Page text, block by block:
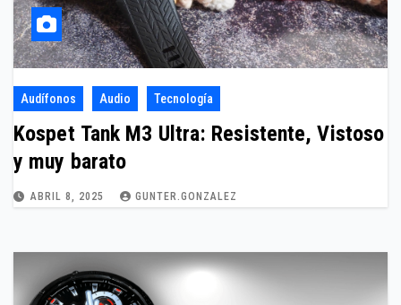
Audífonos Audio Tecnología
Kospet Tank M3 Ultra: Resistente, Vistoso
y muy barato
ABRIL 8, 2025 GUNTER.GONZALEZ